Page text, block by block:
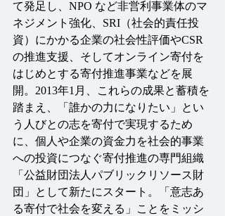
て発足し、NPO など非営利事業体のマ
ネジメント強化、SRI（社会的責任投
資）にかかる企業の社会性評価やCSR
の推進支援、そしてオンライン寄付を
はじめとする寄付推進事業などを展
開。2013年1月、これらの成果と蓄積を
踏まえ、「誰かの力になりたい」とい
う人びとの志を寄付で実現するため
に、個人や企業の資金力を社会的事業
への投資につなぐ寄付推進の専門組織
「公益財団法人パブリックリソース財
団」として新たにスタート。「意志あ
る寄付で社会を変える」ことをミッシ